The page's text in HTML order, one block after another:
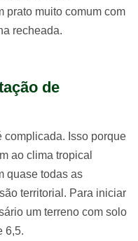
prato muito comum com
recheada.
de
complicada. Isso porque
ao clima tropical
quase todas as
territorial. Para iniciar
um terreno com solo
6,5.